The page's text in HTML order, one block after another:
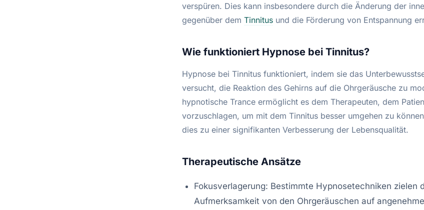
verspüren. Dies kann insbesondere durch die Änderung der
gegenüber dem Tinnitus und die Förderung von Entspannung
Wie funktioniert Hypnose bei Tinnitus?
Hypnose bei Tinnitus funktioniert, indem sie das
versucht, die Reaktion des Gehirns auf die Ohrgeräusche zu
hypnotische Trance ermöglicht es dem Therapeuten, dem
vorzuschlagen, um mit dem Tinnitus besser umgehen zu
dies zu einer signifikanten Verbesserung der Lebensqualität.
Therapeutische Ansätze
Fokusverlagerung: Bestimmte Hypnosetechniken zielen
Aufmerksamkeit von den Ohrgeräuschen auf